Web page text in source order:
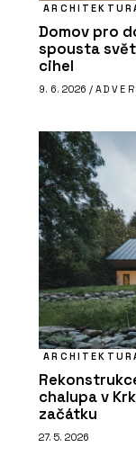
Domov pro
spousta
cihel
9. 6. 2026 /
chalupa v
začátku
27. 5. 2026